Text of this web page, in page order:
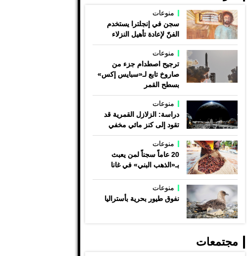
منوعات
سجن في إنجلترا يستخدم
الفنّ لإعادة تأهيل النزلاء
منوعات
ترجيح اصطدام جزء من
صاروخ تابع لـ«سبايس إكس»
بسطح القمر
منوعات
دراسة: الزلازل القمرية قد
تقود إلى كنز مائي مخفي
منوعات
20 عاماً سجناً لمن يعبث
بـ«الذهب البني» في غانا
منوعات
نفوق طيور بحرية بأستراليا
مجتمعات